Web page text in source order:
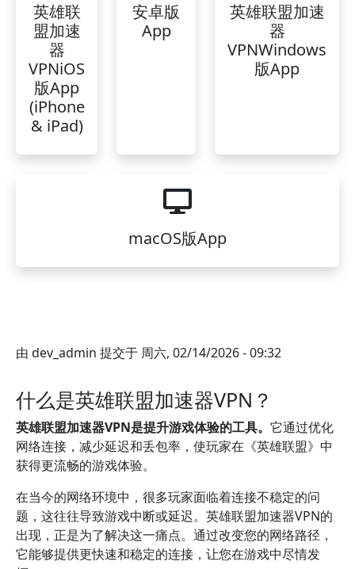
英雄联
盟加速
器
VPNiOS
版App
(iPhone
& iPad)
安卓版
App
英雄联盟加速
器
VPNWindows
版App
macOS版App
由 dev_admin 提交于 周六, 02/14/2026 - 09:32
什么是英雄联盟加速器VPN？
英雄联盟加速器VPN是提升游戏体验的工具。 它通过优化
网络连接，减少延迟和丢包率，使玩家在《英雄联盟》中
获得更流畅的游戏体验。
在当今的网络环境中，很多玩家面临着连接不稳定的问
题，这往往导致游戏中断或延迟。英雄联盟加速器VPN的
出现，正是为了解决这一痛点。通过改变您的网络路径，
它能够提供更快速和稳定的连接，让您在游戏中尽情发